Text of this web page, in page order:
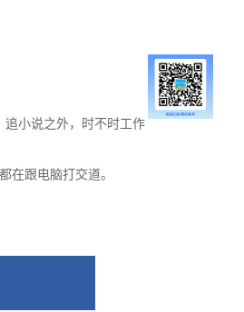
小说之外，时不时工作
在跟电脑打交道。